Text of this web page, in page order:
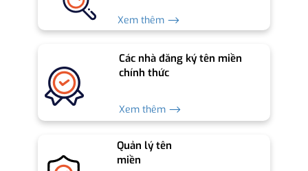
Xem thêm ⟶
Các nhà đăng ký tên miền
chính thức
Xem thêm ⟶
Quản lý tên
miền